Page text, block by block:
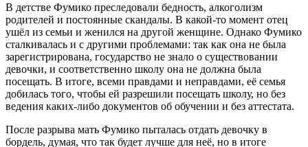
В детстве Фумико преследовали бедность, алкоголизм
родителей и постоянные скандалы. В какой-то момент отец
ушёл из семьи и женился на другой женщине. Однако Фумико
сталкивалась и с другими проблемами: так как она не была
зарегистрирована, государство не знало о существовании
девочки, и соответственно школу она не должна была
посещать. В итоге, всеми правдами и неправдами, её семья
добилась того, чтобы ей разрешили посещать школу, но без
ведения каких-либо документов об обучении и без аттестата.
После разрыва мать Фумико пыталась отдать девочку в
бордель, думая, что так будет лучше для неё, но в итоге